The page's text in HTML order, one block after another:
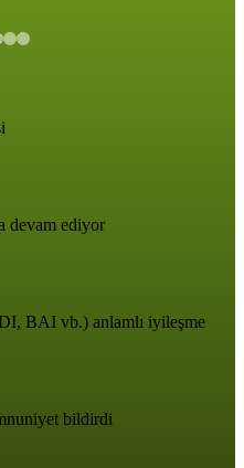
devam ediyor
BAI vb.) anlamlı iyileşme
bildirdi